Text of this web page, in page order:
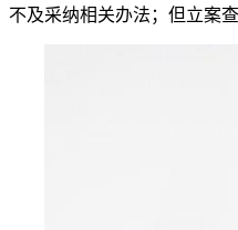
不及采纳相关办法；但立案